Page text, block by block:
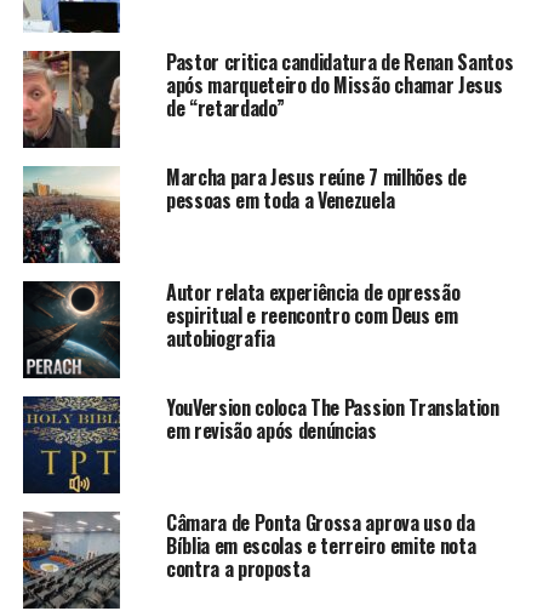
Pastor critica candidatura de Renan Santos
após marqueteiro do Missão chamar Jesus
de “retardado”
Marcha para Jesus reúne 7 milhões de
pessoas em toda a Venezuela
Autor relata experiência de opressão
espiritual e reencontro com Deus em
autobiografia
YouVersion coloca The Passion Translation
em revisão após denúncias
Câmara de Ponta Grossa aprova uso da
Bíblia em escolas e terreiro emite nota
contra a proposta